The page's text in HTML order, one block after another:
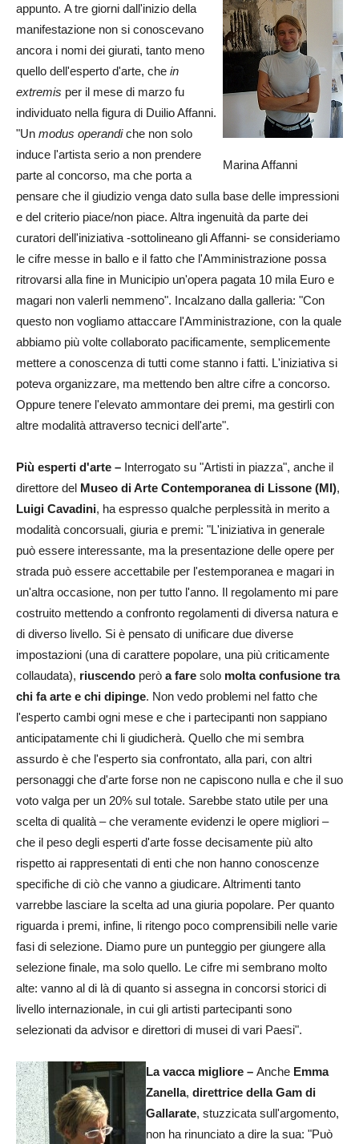
Marina Affanni
appunto. A tre giorni dall'inizio della
manifestazione non si conoscevano
ancora i nomi dei giurati, tanto meno
quello dell'esperto d'arte, che in
extremis per il mese di marzo fu
individuato nella figura di Duilio Affanni.
"Un modus operandiche non solo
induce l'artista serio a non prendere
parte al concorso, ma che porta a
pensare che il giudizio venga dato sulla base delle impressioni
e del criterio piace/non piace. Altra ingenuità da parte dei
curatori dell'iniziativa -sottolineano gli Affanni- se consideriamo
le cifre messe in ballo e il fatto che l'Amministrazione possa
ritrovarsi alla fine in Municipio un'opera pagata 10 mila Euro e
magari non valerli nemmeno". Incalzano dalla galleria: "Con
questo non vogliamo attaccare l'Amministrazione, con la quale
abbiamo più volte collaborato pacificamente, semplicemente
mettere a conoscenza di tutti come stanno i fatti. L'iniziativa si
poteva organizzare, ma mettendo ben altre cifre a concorso.
Oppure tenere l'elevato ammontare dei premi, ma gestirli con
altre modalità attraverso tecnici dell'arte".
Più esperti d'arte – Interrogato su "Artisti in piazza", anche il
direttore del Museo di Arte Contemporanea di Lissone (MI),
Luigi Cavadini, ha espresso qualche perplessità in merito a
modalità concorsuali, giuria e premi: "L'iniziativa in generale
può essere interessante, ma la presentazione delle opere per
strada può essere accettabile per l'estemporanea e magari in
un'altra occasione, non per tutto l'anno. Il regolamento mi pare
costruito mettendo a confronto regolamenti di diversa natura e
di diverso livello. Si è pensato di unificare due diverse
impostazioni (una di carattere popolare, una più criticamente
collaudata), riuscendo però a fare solo molta confusione tra
chi fa arte e chi dipinge. Non vedo problemi nel fatto che
l'esperto cambi ogni mese e che i partecipanti non sappiano
anticipatamente chi li giudicherà. Quello che mi sembra
assurdo è che l'esperto sia confrontato, alla pari, con altri
personaggi che d'arte forse non ne capiscono nulla e che il suo
voto valga per un 20% sul totale. Sarebbe stato utile per una
scelta di qualità – che veramente evidenzi le opere migliori –
che il peso degli esperti d'arte fosse decisamente più alto
rispetto ai rappresentati di enti che non hanno conoscenze
specifiche di ciò che vanno a giudicare. Altrimenti tanto
varrebbe lasciare la scelta ad una giuria popolare. Per quanto
riguarda i premi, infine, li ritengo poco comprensibili nelle varie
fasi di selezione. Diamo pure un punteggio per giungere alla
selezione finale, ma solo quello. Le cifre mi sembrano molto
alte: vanno al di là di quanto si assegna in concorsi storici di
livello internazionale, in cui gli artisti partecipanti sono
selezionati da advisor e direttori di musei di vari Paesi".
La vacca migliore – Anche Emma
Zanella, direttrice della Gam di
Gallarate, stuzzicata sull'argomento,
non ha rinunciato a dire la sua: "Può